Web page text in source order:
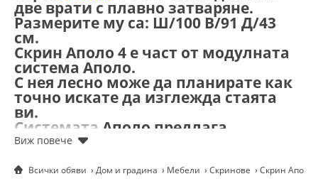
две врати с плавно затваряне.
Размерите му са: Ш/100 В/91 Д/43
см.
Скрин Аполо 4 е част от модулната
система Аполо.
С нея лесно може да планирате как
точно искате да изглежда стаята
ви.
Системата Аполо предлага
възможност да обзаведете своята
размера и предпочитаният от вас
Всички обяви Дом и градина Мебели Скринове Скрин Аполо